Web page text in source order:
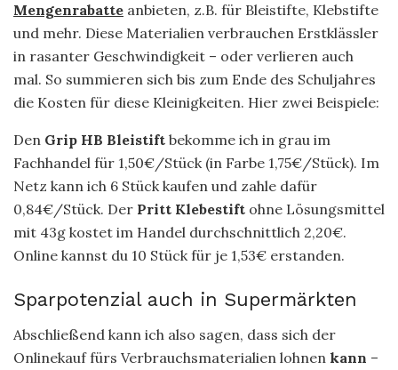
Mengenrabatte anbieten, z.B. für Bleistifte, Klebstifte
und mehr. Diese Materialien verbrauchen Erstklässler
in rasanter Geschwindigkeit – oder verlieren auch
mal. So summieren sich bis zum Ende des Schuljahres
die Kosten für diese Kleinigkeiten. Hier zwei Beispiele:
Den Grip HB Bleistift bekomme ich in grau im
Fachhandel für 1,50€/Stück (in Farbe 1,75€/Stück). Im
Netz kann ich 6 Stück kaufen und zahle dafür
0,84€/Stück. Der Pritt Klebestift ohne Lösungsmittel
mit 43g kostet im Handel durchschnittlich 2,20€.
Online kannst du 10 Stück für je 1,53€ erstanden.
Sparpotenzial auch in Supermärkten
Abschließend kann ich also sagen, dass sich der
Onlinekauf fürs Verbrauchsmaterialien lohnen kann –